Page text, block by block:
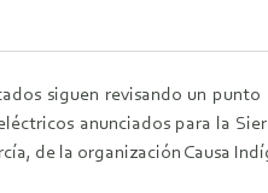
siguen revisando un
anunciados para la
de la organización Causa